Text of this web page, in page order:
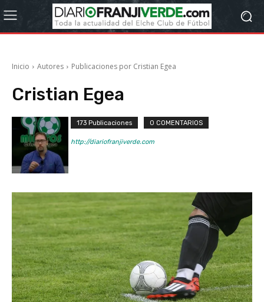
Inicio Autores Publicaciones por Cristian Egea
Cristian Egea
173 Publicaciones 0 COMENTARIOS
http://diariofranjiverde.com